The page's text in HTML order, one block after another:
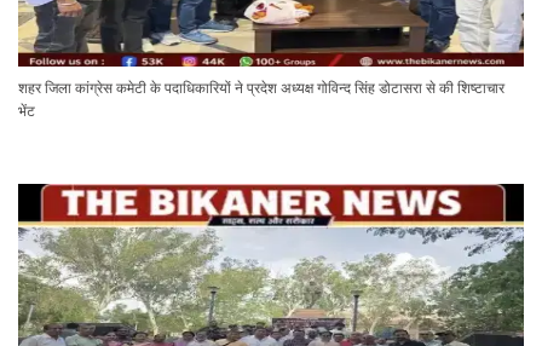
शहर जिला कांग्रेस कमेटी के पदाधिकारियों ने प्रदेश अध्यक्ष गोविन्द सिंह डोटासरा से की शिष्टाचार
भेंट